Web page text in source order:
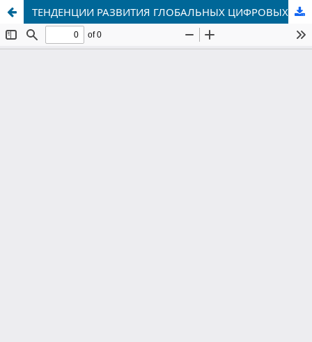
ТЕНДЕНЦИИ РАЗВИТИЯ ГЛОБАЛЬНЫХ ЦИФРОВЫХ ПЛАТФОРМ И ПЕРСПЕКТИВЫ ИНТЕГРАЦИИ НАЦИОНАЛЬНЫХ ЦИФРОВЫХ МАРКЕТПЛЕЙСОВ В ГЛОБАЛЬНЫЕ ТОРГОВЫЕ ЦЕПОЧКИ